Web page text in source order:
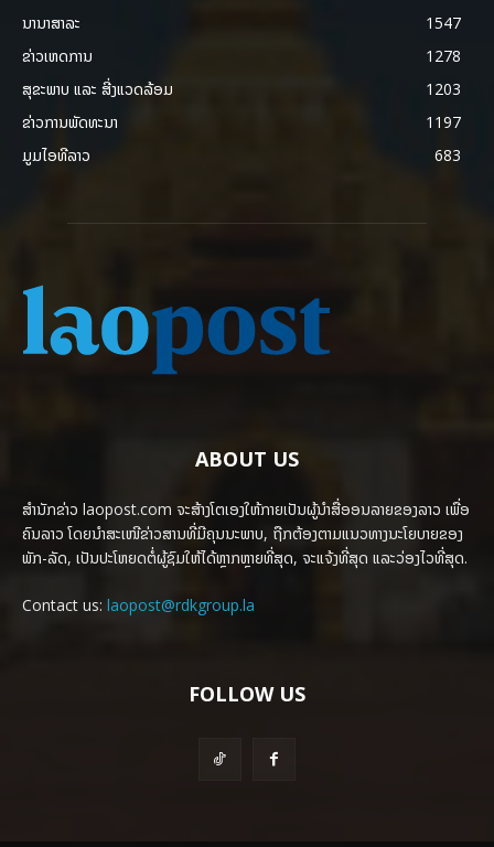
ນານາສາລະ
1547
ຂ່າວເຫດການ
1278
ສຸຂະພາບ ແລະ ສີ່ງແວດລ້ອມ
1203
ຂ່າວການພັດທະນາ
1197
ມູມໄອທີລາວ
683
ABOUT US
ສຳນັກຂ່າວ laopost.com ຈະສ້າງໂຕເອງໃຫ້ກາຍເປັນຜູ້ນຳສື່ອອນລາຍຂອງລາວ ເພື່ອ
ຄົນລາວ ໂດຍນຳສະເໜີຂ່າວສານທີ່ມີຄຸນນະພາບ, ຖືກຕ້ອງຕາມແນວທາງນະໂຍບາຍຂອງ
ພັກ-ລັດ, ເປັນປະໂຫຍດຕໍ່ຜູ້ຊົມໃຫ້ໄດ້ຫຼາກຫຼາຍທີ່ສຸດ, ຈະແຈ້ງທີ່ສຸດ ແລະວ່ອງໄວທີ່ສຸດ.
Contact us: laopost@rdkgroup.la
FOLLOW US